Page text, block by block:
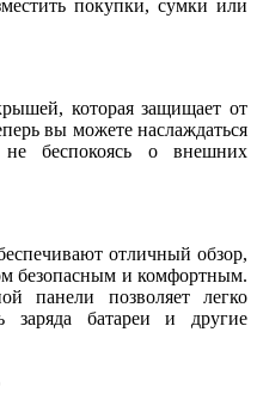
покупки, сумки или
которая защищает от
вы можете наслаждаться
беспокоясь о внешних
отличный обзор,
безопасным и комфортным.
панели позволяет легко
заряда батареи и другие